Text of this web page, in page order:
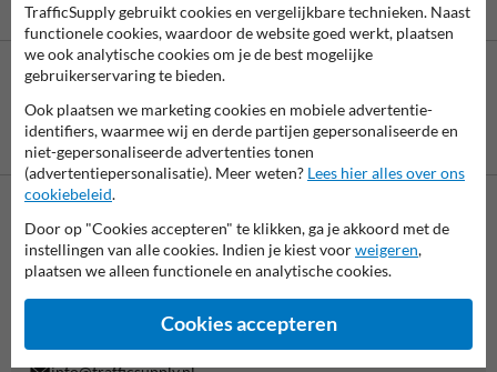
Betaling achteraf
is mogelijk
Neem contact met ons op
Wij zijn op werkdagen (van 8.00 tot 17.00) te bereiken op 038-
7920070.
Vragen? Stuur een e-mail naarinfo@trafficsupply.nlof vul het
formulier in en we reageren zo spoedig mogelijk.
TrafficSupply gebruikt cookies en vergelijkbare technieken. Naast
functionele cookies, waardoor de website goed werkt, plaatsen
we ook analytische cookies om je de best mogelijke
gebruikerservaring te bieden.
Ook plaatsen we marketing cookies en mobiele advertentie-
identifiers, waarmee wij en derde partijen gepersonaliseerde en
niet-gepersonaliseerde advertenties tonen
(advertentiepersonalisatie). Meer weten? Lees hier alles over ons
cookiebeleid.
Door op "Cookies accepteren" te klikken, ga je akkoord met de
instellingen van alle cookies. Indien je kiest voorweigeren,
plaatsen we alleen functionele en analytische cookies.
Cookies accepteren